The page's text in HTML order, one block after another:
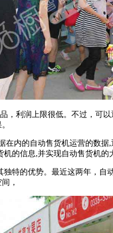
，利润上限很低。不过，可
内的自动售货机运营的数
的信息,并实现自动售货机的
特的优势。最近这两年，自
，